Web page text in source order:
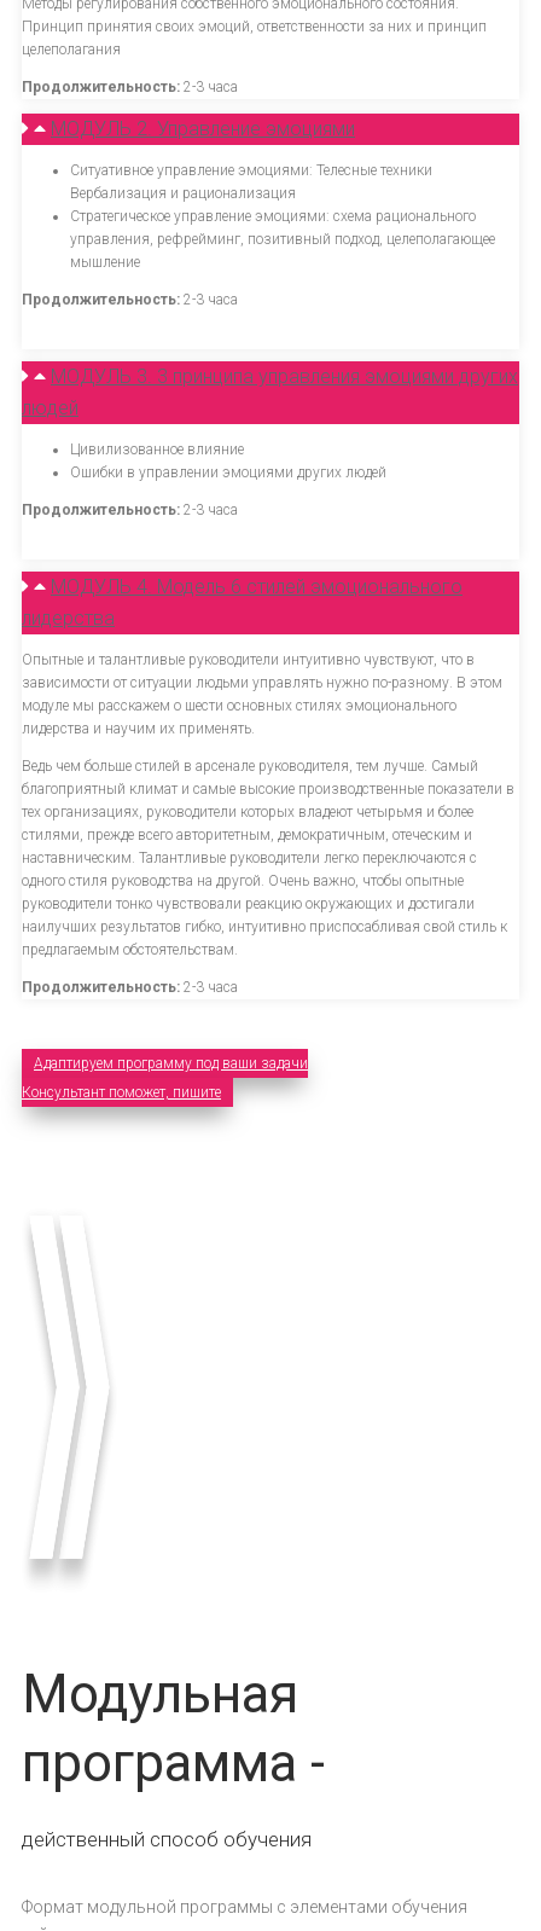
Принцип принятия своих эмоций, ответственности за них и принцип
целеполагания
Продолжительность: 2-3 часа
МОДУЛЬ 2. Управление эмоциями
Ситуативное управление эмоциями: Телесные техники
Вербализация и рационализация
Стратегическое управление эмоциями: схема рационального
управления, рефрейминг, позитивный подход, целеполагающее
мышление
Продолжительность: 2-3 часа
МОДУЛЬ 3. 3 принципа управления эмоциями других
людей
Цивилизованное влияние
Ошибки в управлении эмоциями других людей
Продолжительность: 2-3 часа
МОДУЛЬ 4. Модель 6 стилей эмоционального
лидерства
Опытные и талантливые руководители интуитивно чувствуют, что в
зависимости от ситуации людьми управлять нужно по-разному. В этом
модуле мы расскажем о шести основных стилях эмоционального
лидерства и научим их применять.
Ведь чем больше стилей в арсенале руководителя, тем лучше. Самый
благоприятный климат и самые высокие производственные показатели в
тех организациях, руководители которых владеют четырьмя и более
стилями, прежде всего авторитетным, демократичным, отеческим и
наставническим. Талантливые руководители легко переключаются с
одного стиля руководства на другой. Очень важно, чтобы опытные
руководители тонко чувствовали реакцию окружающих и достигали
наилучших результатов гибко, интуитивно приспосабливая свой стиль к
предлагаемым обстоятельствам.
Продолжительность: 2-3 часа
Адаптируем программу под ваши задачи
Консультант поможет, пишите
Модульная
программа -
действенный способ обучения
Формат модульной программы с элементами обучения